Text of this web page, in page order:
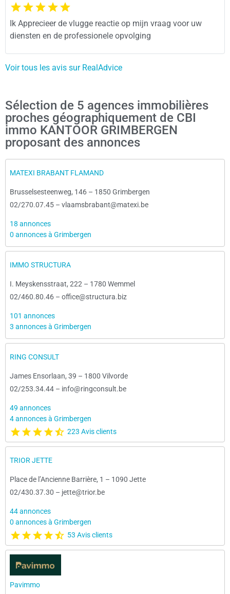
Ik Apprecieer de vlugge reactie op mijn vraag voor uw
diensten en de professionele opvolging
Voir tous les avis sur RealAdvice
Sélection de 5 agences immobilières
proches géographiquement de CBI
immo KANTOOR GRIMBERGEN
proposant des annonces
MATEXI BRABANT FLAMAND
Brusselsesteenweg, 146 – 1850 Grimbergen
02/270.07.45 – vlaamsbrabant@matexi.be
18 annonces
0 annonces à Grimbergen
IMMO STRUCTURA
I. Meyskensstraat, 222 – 1780 Wemmel
02/460.80.46 – office@structura.biz
101 annonces
3 annonces à Grimbergen
RING CONSULT
James Ensorlaan, 39 – 1800 Vilvorde
02/253.34.44 – info@ringconsult.be
49 annonces
4 annonces à Grimbergen
223 Avis clients
TRIOR JETTE
Place de l’Ancienne Barrière, 1 – 1090 Jette
02/430.37.30 – jette@trior.be
44 annonces
0 annonces à Grimbergen
53 Avis clients
Pavimmo